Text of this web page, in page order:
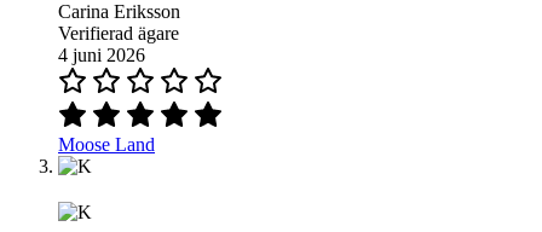
Carina Eriksson
Verifierad ägare
4 juni 2026
Moose Land